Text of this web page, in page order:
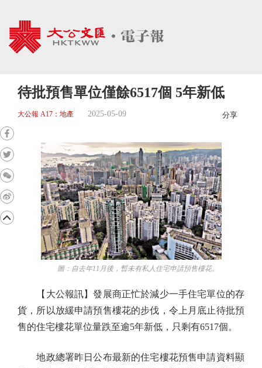
待批預售單位僅餘6517個 5年新低
大公報 A17：地產 2025-05-09 分享
圖：自去年11月後，暫未有私人住宅申請預售樓花。
【大公報訊】發展商正忙於減少一手住宅單位的存
貨，所以放緩申請預售樓花的步伐，令上月底止待批預
售的住宅樓花單位量跌至逾5年新低，只剩有6517個。
地政總署昨日公布最新的住宅樓花預售申請資料顯